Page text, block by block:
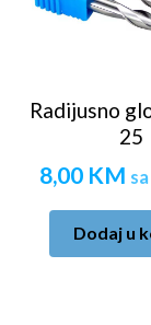
Radijusno
25
8,00 KM
Dodaj u